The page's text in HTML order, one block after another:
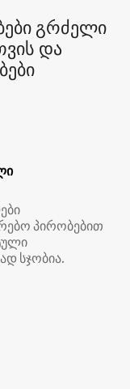
გრძელი
და
პირობებით
სჯობია.